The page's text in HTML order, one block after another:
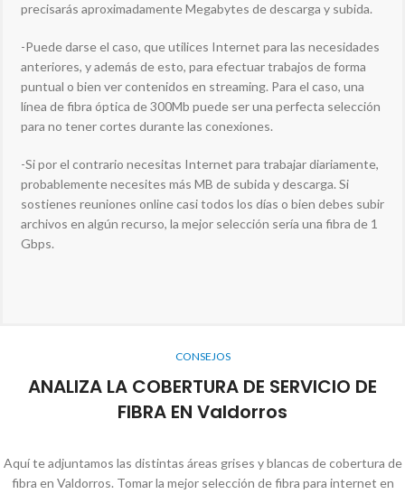
precisarás aproximadamente Megabytes de descarga y subida.
-Puede darse el caso, que utilices Internet para las necesidades
anteriores, y además de esto, para efectuar trabajos de forma
puntual o bien ver contenidos en streaming. Para el caso, una
línea de fibra óptica de 300Mb puede ser una perfecta selección
para no tener cortes durante las conexiones.
-Si por el contrario necesitas Internet para trabajar diariamente,
probablemente necesites más MB de subida y descarga. Si
sostienes reuniones online casi todos los días o bien debes subir
archivos en algún recurso, la mejor selección sería una fibra de 1
Gbps.
CONSEJOS
ANALIZA LA COBERTURA DE SERVICIO DE
FIBRA EN Valdorros
Aquí te adjuntamos las distintas áreas grises y blancas de cobertura de
fibra en Valdorros. Tomar la mejor selección de fibra para internet en